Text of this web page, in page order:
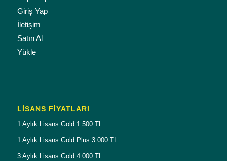
Giriş Yap
İletişim
Satın Al
Yükle
LISANS FIYATLARI
1 Aylık Lisans Gold 1.500 TL
1 Aylık Lisans Gold Plus 3.000 TL
3 Aylık Lisans Gold 4.000 TL